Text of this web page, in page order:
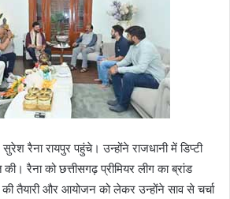
रैना रायपुर पहुंचे। उन्होंने राजधानी में डिप्टी
रैना को छत्तीसगढ़ प्रीमियर लीग का ब्रांड
की तैयारी और आयोजन को लेकर उन्होंने साव से चर्चा